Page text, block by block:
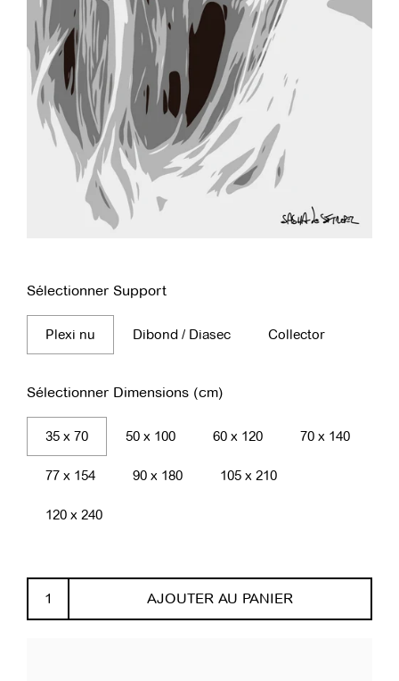
Sélectionner Support
Plexi nu Dibond / Diasec Collector
Sélectionner Dimensions (cm)
35 x 70 50 x 100 60 x 120 70 x 140
77 x 154 90 x 180 105 x 210
120 x 240
AJOUTER AU PANIER